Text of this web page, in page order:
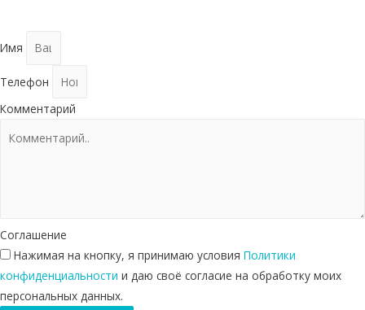
Имя
Телефон
Комментарий
Соглашение
Нажимая на кнопку, я принимаю условия Политики
конфиденциальности и даю своё согласие на обработку моих
персональных данных.